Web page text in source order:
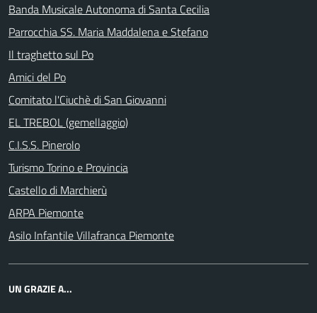
Banda Musicale Autonoma di Santa Cecilia
Parrocchia SS. Maria Maddalena e Stefano
Il traghetto sul Po
Amici del Po
Comitato l'Ciuchè di San Giovanni
EL TREBOL (gemellaggio)
C.I.S.S. Pinerolo
Turismo Torino e Provincia
Castello di Marchierù
ARPA Piemonte
Asilo Infantile Villafranca Piemonte
UN GRAZIE A...